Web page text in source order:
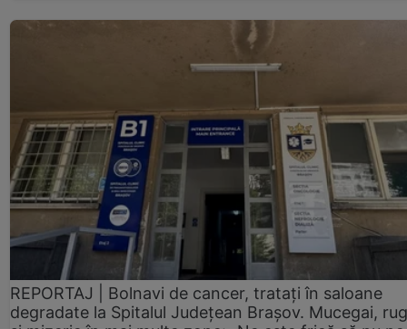
REPORTAJ | Bolnavi de cancer, tratați în saloane
degradate la Spitalul Județean Brașov. Mucegai,